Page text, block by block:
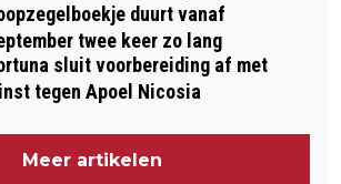
duurt vanaf
twee keer zo lang
sluit voorbereiding af met
tegen Apoel Nicosia
Meer artikelen